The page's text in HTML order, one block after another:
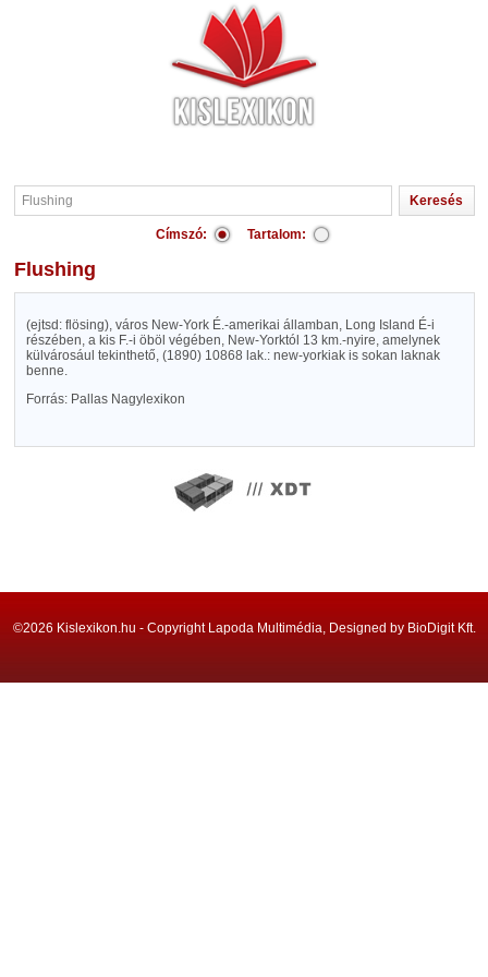
Címszó: Tartalom:
Flushing
(ejtsd: flösing), város New-York É.-amerikai államban, Long Island É-i
részében, a kis F.-i öböl végében, New-Yorktól 13 km.-nyire, amelynek
külvárosául tekinthető, (1890) 10868 lak.: new-yorkiak is sokan laknak
benne.
Forrás: Pallas Nagylexikon
©2026 Kislexikon.hu - Copyright Lapoda Multimédia, Designed by BioDigit Kft.